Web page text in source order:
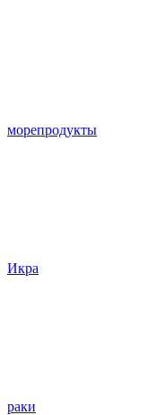
морепродукты
Икра
раки